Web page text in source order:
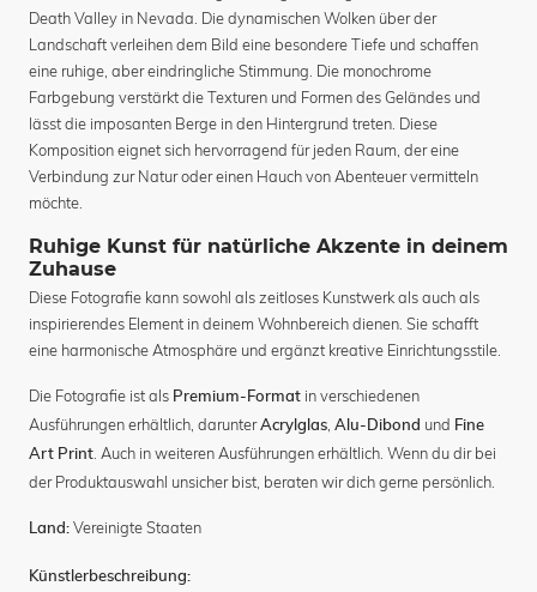
Death Valley in Nevada. Die dynamischen Wolken über der
Landschaft verleihen dem Bild eine besondere Tiefe und schaffen
eine ruhige, aber eindringliche Stimmung. Die monochrome
Farbgebung verstärkt die Texturen und Formen des Geländes und
lässt die imposanten Berge in den Hintergrund treten. Diese
Komposition eignet sich hervorragend für jeden Raum, der eine
Verbindung zur Natur oder einen Hauch von Abenteuer vermitteln
möchte.
Ruhige Kunst für natürliche Akzente in deinem
Zuhause
Diese Fotografie kann sowohl als zeitloses Kunstwerk als auch als
inspirierendes Element in deinem Wohnbereich dienen. Sie schafft
eine harmonische Atmosphäre und ergänzt kreative Einrichtungsstile.
Die Fotografie ist als Premium-Format in verschiedenen
Ausführungen erhältlich, darunterAcrylglas Alu-Dibond und Fine
Art Print . Auch in weiteren Ausführungen erhältlich. Wenn du dir bei
der Produktauswahl unsicher bist, beraten wir dich gerne persönlich.
Land: Vereinigte Staaten
Künstlerbeschreibung: